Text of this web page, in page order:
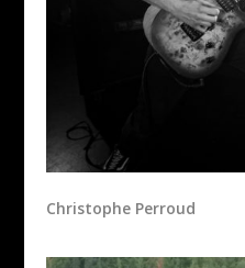
Christophe Perroud